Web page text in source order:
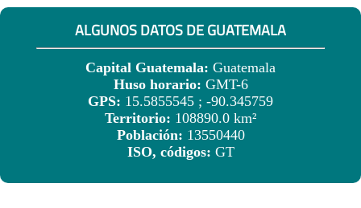
ALGUNOS DATOS DE GUATEMALA
Capital Guatemala: Guatemala
Huso horario: GMT-6
GPS: 15.5855545 ; -90.345759
Territorio: 108890.0 km²
Población: 13550440
ISO, códigos: GT